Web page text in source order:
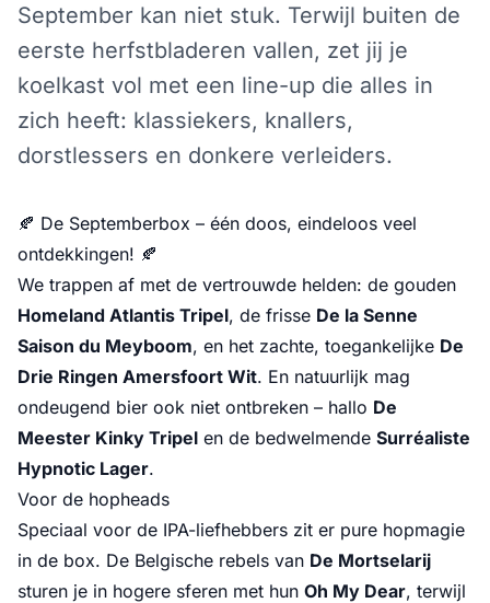
September kan niet stuk. Terwijl buiten de
eerste herfstbladeren vallen, zet jij je
koelkast vol met een line-up die alles in
zich heeft: klassiekers, knallers,
dorstlessers en donkere verleiders.
🍂 De Septemberbox – één doos, eindeloos veel
ontdekkingen! 🍂
We trappen af met de vertrouwde helden: de gouden
Homeland Atlantis Tripel, de frisse De la Senne
Saison du Meyboom, en het zachte, toegankelijke De
Drie Ringen Amersfoort Wit. En natuurlijk mag
ondeugend bier ook niet ontbreken – hallo De
Meester Kinky Tripel en de bedwelmende Surréaliste
Hypnotic Lager.
Voor de hopheads
Speciaal voor de IPA-liefhebbers zit er pure hopmagie
in de box. De Belgische rebels van De Mortselarij
sturen je in hogere sferen met hun Oh My Dear, terwijl